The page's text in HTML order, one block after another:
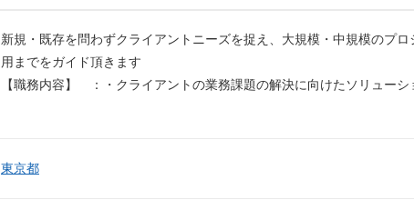
新規・既存を問わずクライアントニーズを捉え、大規模・中規模のプ
用までをガイド頂きます
【職務内容】 ：・クライアントの業務課題の解決に向けたソリュー
東京都